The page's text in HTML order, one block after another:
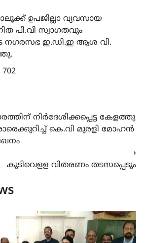
ഉപജില്ലാ വ്യവസായ
പി.വി സ്വാഗതവും
നഗരസഭ ഇ.ഡി.ഇ ആശ വി.
702
നിർദേശിക്കപ്പെട്ട കേളത്തു
കെ.വി മുരളി മോഹൻ
കുടിവെളള വിതരണം തടസപ്പെടും
⟶